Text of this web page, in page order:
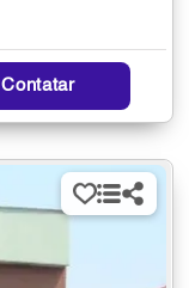
Contatar